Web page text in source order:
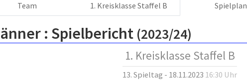
Team 1. Kreisklasse Staffel B Spielplan
: Spielbericht (2023/24)
1. Kreisklasse Staffel B
13. Spieltag - 18.11.2023 16:30 Uhr